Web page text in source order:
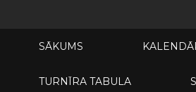
SĀKUMS
TURNĪRA TABULA